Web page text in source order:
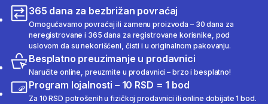
365 dana za bezbrižan povraćaj
Omogućavamo povraćaj ili zamenu proizvoda – 30 dana za
neregistrovane i 365 dana za registrovane korisnike, pod
uslovom da su nekorišćeni, čisti i u originalnom pakovanju.
Besplatno preuzimanje u prodavnici
Naručite online, preuzmite u prodavnici – brzo i besplatno!
Program lojalnosti – 10 RSD = 1 bod
Za 10 RSD potrošenih u fizičkoj prodavnici ili online dobijate 1 bod.